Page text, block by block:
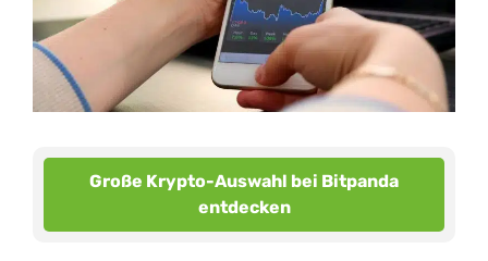
Große Krypto-Auswahl bei Bitpanda
entdecken